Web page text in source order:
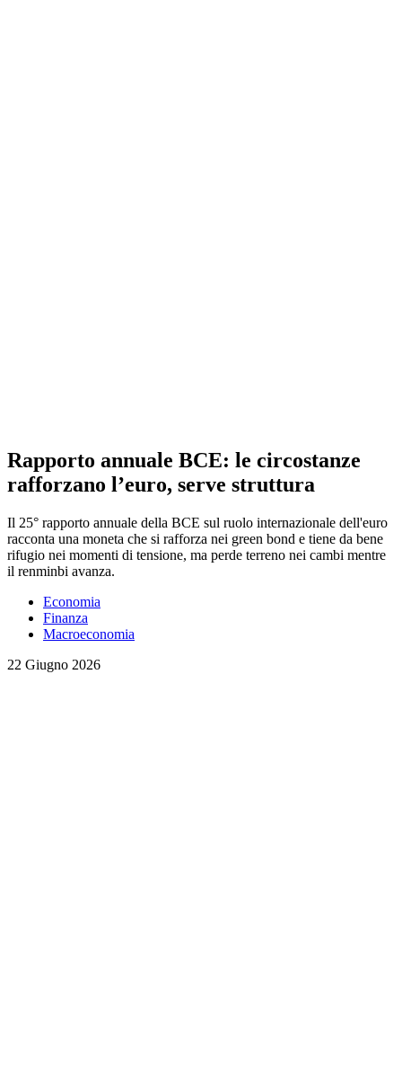
Rapporto annuale BCE: le circostanze
rafforzano l’euro, serve struttura
Il 25° rapporto annuale della BCE sul ruolo internazionale dell'euro
racconta una moneta che si rafforza nei green bond e tiene da bene
rifugio nei momenti di tensione, ma perde terreno nei cambi mentre
il renminbi avanza.
Economia
Finanza
Macroeconomia
22 Giugno 2026